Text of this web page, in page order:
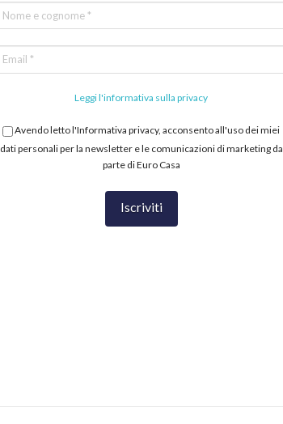
Leggi l'informativa sulla privacy
Avendo letto l'Informativa privacy, acconsento all'uso dei miei
dati personali per la newsletter e le comunicazioni di marketing da
parte di Euro Casa